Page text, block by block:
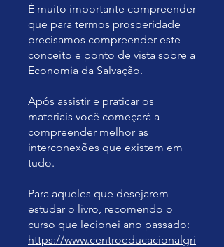
É muito importante compreender
que para termos prosperidade
precisamos compreender este
conceito e ponto de vista sobre a
Economia da Salvação.
Após assistir e praticar os
materiais você começará a
compreender melhor as
interconexões que existem em
tudo.
Para aqueles que desejarem
estudar o livro, recomendo o
curso que lecionei ano passado:
https://www.centroeducacionalgri